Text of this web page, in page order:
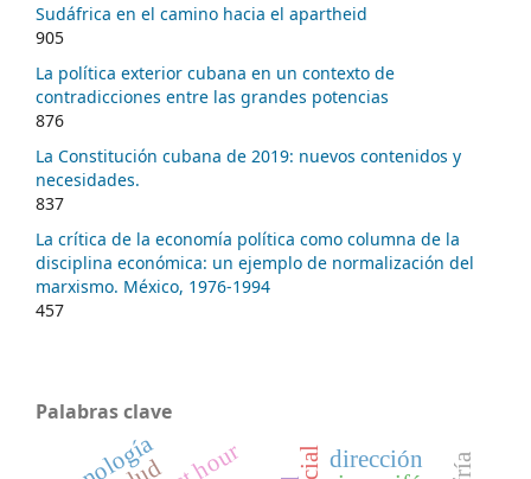
Sudáfrica en el camino hacia el apartheid
905
La política exterior cubana en un contexto de
contradicciones entre las grandes potencias
876
La Constitución cubana de 2019: nuevos contenidos y
necesidades.
837
La crítica de la economía política como columna de la
disciplina económica: un ejemplo de normalización del
marxismo. México, 1976-1994
457
Palabras clave
dirección